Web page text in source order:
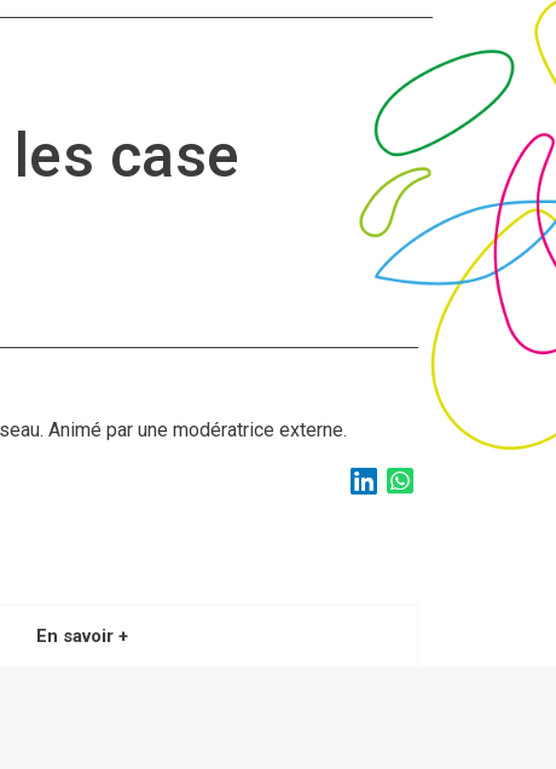
case
Animé par une modératrice externe.
En savoir +